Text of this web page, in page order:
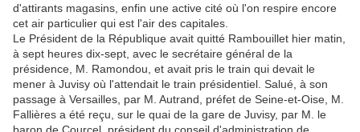
d'attirants magasins, enfin une active cité où l'on respire encore
cet air particulier qui est l'air des capitales.
Le Président de la République avait quitté Rambouillet hier matin,
à sept heures dix-sept, avec le secrétaire général de la
présidence, M. Ramondou, et avait pris le train qui devait le
mener à Juvisy où l'attendait le train présidentiel. Salué, à son
passage à Versailles, par M. Autrand, préfet de Seine-et-Oise, M.
Fallières a été reçu, sur le quai de la gare de Juvisy, par M. le
baron de Courcel, président du conseil d'administration de